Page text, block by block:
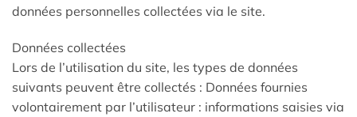
données personnelles collectées via le site.
Données collectées
Lors de l’utilisation du site, les types de données
suivants peuvent être collectés : Données fournies
volontairement par l’utilisateur : informations saisies via